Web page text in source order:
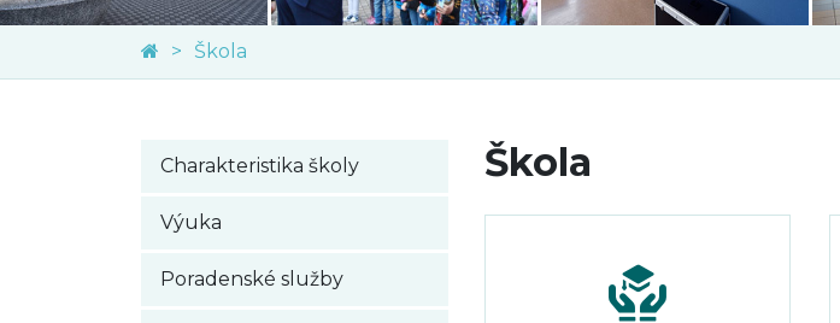
Škola
Charakteristika školy
Výuka
Poradenské služby
Škola